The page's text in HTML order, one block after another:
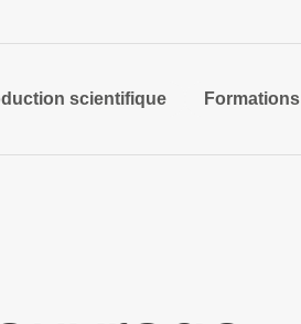
scientifique Formations